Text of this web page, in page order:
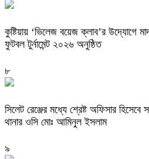
কুষ্টিয়ায় ‘ভিলেজ বয়েজ ক্লাব’র উদ্যোগে
ফুটবল টুর্নামেন্ট ২০২৬ অনুষ্ঠিত
৮
সিলেট রেঞ্জের মধ্যে শ্রেষ্ট অফিসার
থানার ওসি মোঃ আমিনুল ইসলাম
৯